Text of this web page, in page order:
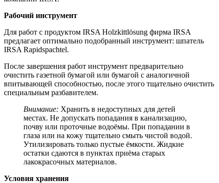
Рабочий инструмент
Для работ с продуктом IRSA Holzkittlösung фирма IRSA
предлагает оптимально подобранный инструмент: шпатель
IRSA Rapidspachtel.
После завершения работ инструмент предварительно
очистить газетной бумагой или бумагой с аналогичной
впитывающей способностью, после этого тщательно очистить
cпециальным разбавителем.
Внимание: Хранить в недоступных для детей
местах. Не допускать попадания в канализацию,
почву или проточные водоёмы. При попадании в
глаза или на кожу тщательно смыть чистой водой.
Утилизировать только пустые ёмкости. Жидкие
остатки сдаются в пунктах приёма старых
лакокрасочных материалов.
Условия хранения